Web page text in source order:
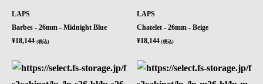
LAPS
Barbes - 26mm - Midnight Blue
¥18,144 (税込)
LAPS
Chatelet - 26mm - Beige
¥18,144 (税込)